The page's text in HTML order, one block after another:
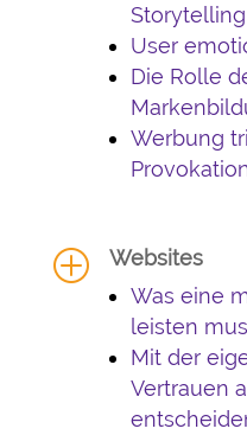
Storytelling
User
Die Rolle
Werbung
P
Websites
Was eine
leisten
Mit der
Vertrauen